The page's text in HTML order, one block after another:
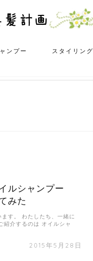
ンプー スタイリング
ルシャンプー
みた
2015年5月28日
す。 わたしたち、一緒に
紹介するのは オイルシャ